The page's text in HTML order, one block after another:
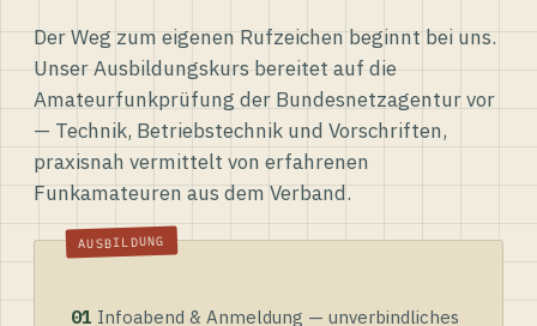
Der Weg zum eigenen Rufzeichen beginnt bei uns.
Unser Ausbildungskurs bereitet auf die
Amateurfunkprüfung der Bundesnetzagentur vor
— Technik, Betriebstechnik und Vorschriften,
praxisnah vermittelt von erfahrenen
Funkamateuren aus dem Verband.
01 Infoabend & Anmeldung — unverbindliches